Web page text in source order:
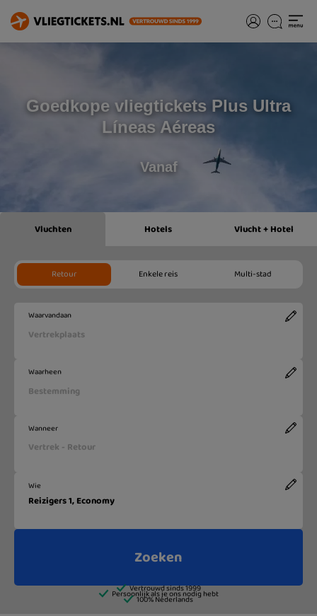
Goedkope vliegtickets Plus Ultra
Líneas Aéreas
Vanaf